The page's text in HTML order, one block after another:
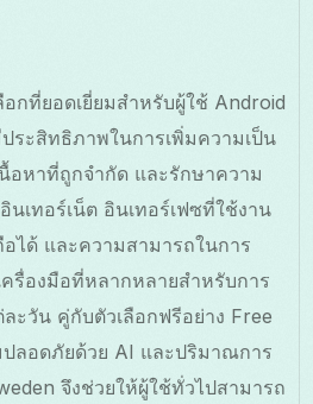
อกที่ยอดเยี่ยมสำหรับผู้ใช้ Android
ระสิทธิภาพในการเพิ่มความเป็น
อหาที่ถูกจำกัด และรักษาความ
เทอร์เน็ต อินเทอร์เฟซที่ใช้งาน
ได้ และความสามารถในการ
รื่องมือที่หลากหลายสำหรับการ
ะวัน คู่กับตัวเลือกฟรีอย่าง Free
ลอดภัยด้วย AI และปริมาณการ
จึงช่วยให้ผู้ใช้ทั่วไปสามารถ